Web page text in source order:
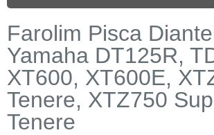
Farolim Pisca
Yamaha DT125R,
XT600, XT600E,
Tenere, XTZ750
Tenere